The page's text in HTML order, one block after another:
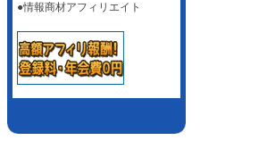
●情報商材アフィリエイト